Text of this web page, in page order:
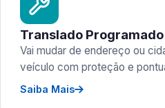
Translado Programado
Vai mudar de endereço ou
veículo com proteção e
Saiba Mais